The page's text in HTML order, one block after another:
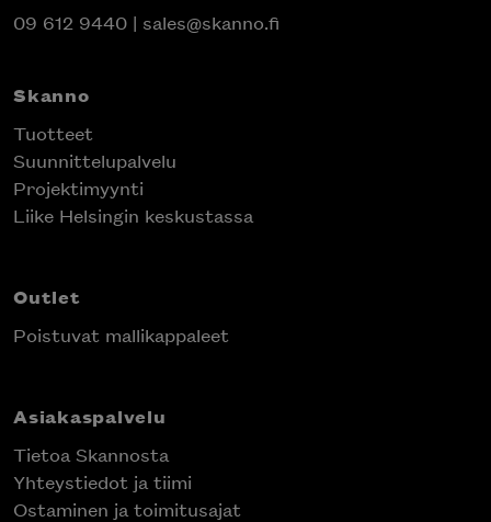
09 612 9440 | sales@skanno.fi
Skanno
Tuotteet
Suunnittelupalvelu
Projektimyynti
Liike Helsingin keskustassa
Outlet
Poistuvat mallikappaleet
Asiakaspalvelu
Tietoa Skannosta
Yhteystiedot ja tiimi
Ostaminen ja toimitusajat